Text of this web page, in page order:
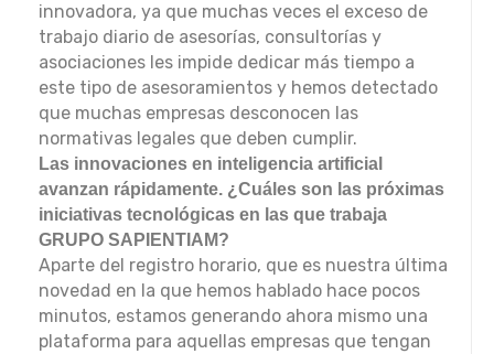
innovadora, ya que muchas veces el exceso de
trabajo diario de asesorías, consultorías y
asociaciones les impide dedicar más tiempo a
este tipo de asesoramientos y hemos detectado
que muchas empresas desconocen las
normativas legales que deben cumplir.
Las innovaciones en inteligencia artificial
avanzan rápidamente. ¿Cuáles son las próximas
iniciativas tecnológicas en las que trabaja
GRUPO SAPIENTIAM?
Aparte del registro horario, que es nuestra última
novedad en la que hemos hablado hace pocos
minutos, estamos generando ahora mismo una
plataforma para aquellas empresas que tengan